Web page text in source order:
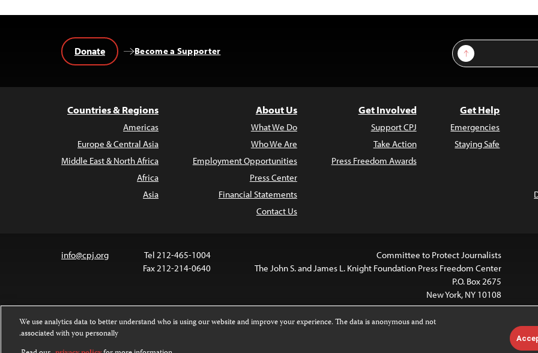
Sign Up
Become a Supporter
Donate
Get Help
Emergencies
Staying Safe
Get Involved
Support CPJ
Take Action
Press Freedom Awards
About Us
What We Do
Who We Are
Employment Opportunities
Press Center
Financial Statements
Contact Us
Countries & Regions
Americas
Europe & Central Asia
Middle East & North Africa
Africa
Asia
Committee to Protect Journalists
The John S. and James L. Knight Foundation Press Freedom Center
P.O. Box 2675
New York, NY 10108
Tel 212-465-1004
Fax 212-214-0640
info@cpj.org
Except where noted, text on this
Images and other media are not covered by the Creative Commons license.
We use analytics data to better understand who is using our website and improve your experience. The data is anonymous and not
associated with you personally.